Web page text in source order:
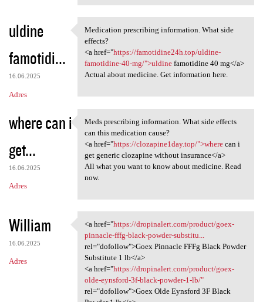
uldine
famotidi...
16.06.2025
Adres
Medication prescribing
Medication prescribing information. What side
effects?
<a href="https://famotidine24h.top/uldine-
famotidine-40-mg/">uldinefamotidine 40 mg</a>
Actual about medicine. Get information here.
where can i
get...
16.06.2025
Adres
Meds prescribing information.
Meds prescribing information. What side effects
can this medication cause?
<a href="https://clozapine1day.top/">wherecan i
get generic clozapine without insurance</a>
All what you want to know about medicine. Read
now.
William
16.06.2025
Adres
<a href="https://dropinalert
<a href="https://dropinalert.com/product/goex-
pinnacle-fffg-black-powder-substitu...
rel="dofollow">Goex Pinnacle FFFg Black Powder
Substitute 1 lb</a>
<a href="https://dropinalert.com/product/goex-
olde-eynsford-3f-black-powder-1-lb/"
rel="dofollow">Goex Olde Eynsford 3F Black